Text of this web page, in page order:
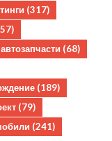
(317)
автозапчасти (68)
(189)
(79)
(241)